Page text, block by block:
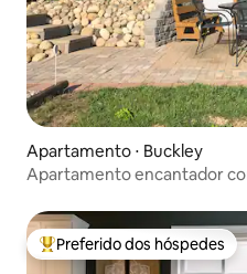
Apartamento ⋅ Buckley
Apartamento encantador
Entre os melhores
Preferido dos hóspedes